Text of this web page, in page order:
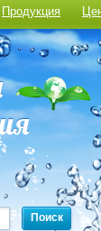
Продукция
Поиск